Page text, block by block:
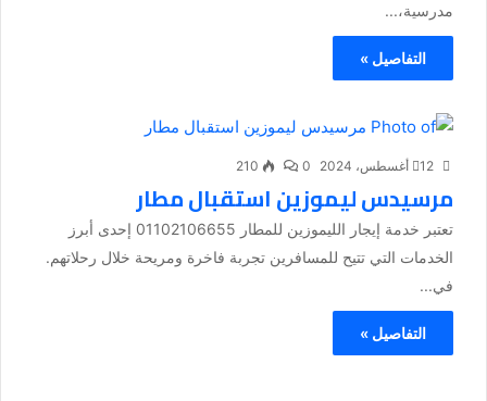
مدرسية،...
التفاصيل »
12 أغسطس، 2024 0
210
مرسيدس ليموزين استقبال مطار
تعتبر خدمة إيجار الليموزين للمطار 01102106655 إحدى أبرز
الخدمات التي تتيح للمسافرين تجربة فاخرة ومريحة خلال رحلاتهم.
في...
التفاصيل »